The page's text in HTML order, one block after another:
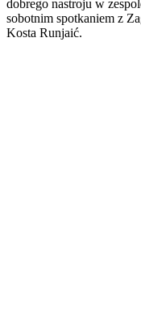
dobrego nastroju w
sobotnim spotkaniem z
Kosta Runjaić.